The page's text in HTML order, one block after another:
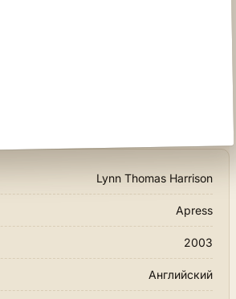
Lynn Thomas Harrison
Apress
2003
Английский